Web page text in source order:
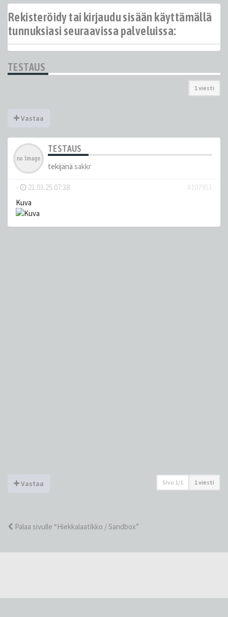
Rekisteröidy tai kirjaudu sisään käyttämällä
tunnuksiasi seuraavissa palveluissa:
TESTAUS
1 viesti
Vastaa
TESTAUS
tekijänä sakkr
- 21.03.25 07:38
#107951
Kuva
Vastaa Sivu 1/1 1 viesti
Palaa sivulle “Hiekkalaatikko / Sandbox”